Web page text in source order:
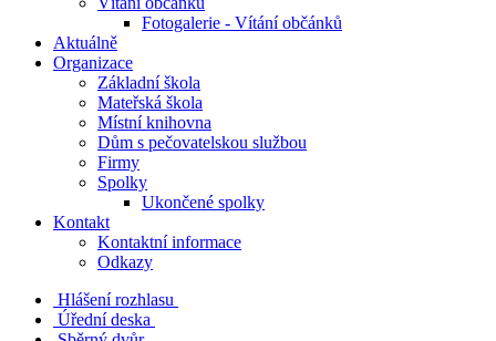
Fotogalerie - Vítání občánků
Aktuálně
Organizace
Základní škola
Mateřská škola
Místní knihovna
Dům s pečovatelskou službou
Firmy
Spolky
Ukončené spolky
Kontakt
Kontaktní informace
Odkazy
Hlášení rozhlasu
Úřední deska